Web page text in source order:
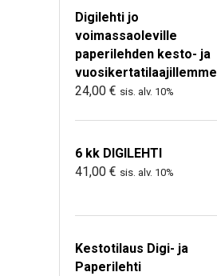
Digilehti jo
voimassaoleville
paperilehden kesto- ja
vuosikertatilaajillemme
24,00 € sis. alv. 10%
6 kk DIGILEHTI
41,00 € sis. alv. 10%
Kestotilaus Digi- ja
Paperilehti